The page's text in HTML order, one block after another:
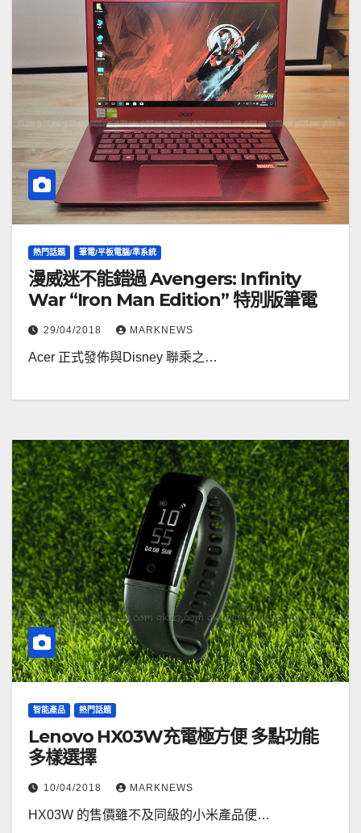
熱門話題 筆電/平板電腦/準系統
漫威迷不能錯過 Avengers: Infinity
War “Iron Man Edition” 特別版筆電
29/04/2018 MARKNEWS
Acer 正式發佈與Disney 聯乘之…
智能產品 熱門話題
Lenovo HX03W充電極方便 多點功能
多樣選擇
10/04/2018 MARKNEWS
HX03W 的售價雖不及同級的小米產品便…